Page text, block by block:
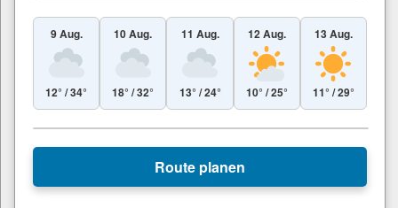
9 Aug.
12° / 34°
10 Aug.
18° / 32°
11 Aug.
13° / 24°
12 Aug.
10° / 25°
13 Aug.
11° / 29°
+
Route planen